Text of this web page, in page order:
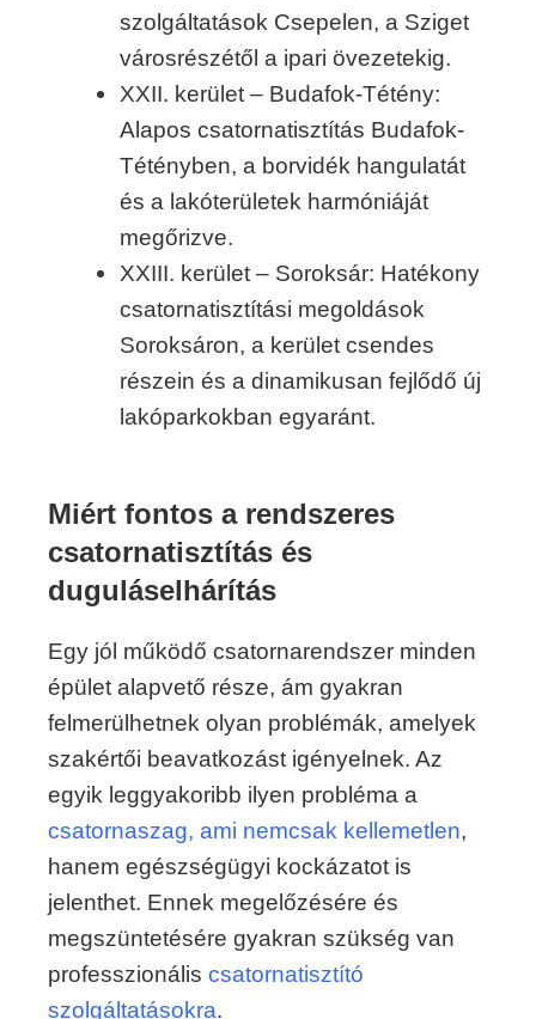
szolgáltatások Csepelen, a Sziget
városrészétől a ipari övezetekig.
XXII. kerület – Budafok-Tétény:
Alapos csatornatisztítás Budafok-
Tétényben, a borvidék hangulatát
és a lakóterületek harmóniáját
megőrizve.
XXIII. kerület – Soroksár: Hatékony
csatornatisztítási megoldások
Soroksáron, a kerület csendes
részein és a dinamikusan fejlődő új
lakóparkokban egyaránt.
Miért fontos a rendszeres
csatornatisztítás és
duguláselhárítás
Egy jól működő csatornarendszer minden
épület alapvető része, ám gyakran
felmerülhetnek olyan problémák, amelyek
szakértői beavatkozást igényelnek. Az
egyik leggyakoribb ilyen probléma a
csatornaszag, ami nemcsak kellemetlen,
hanem egészségügyi kockázatot is
jelenthet. Ennek megelőzésére és
megszüntetésére gyakran szükség van
professzionális csatornatisztító
szolgáltatásokra.